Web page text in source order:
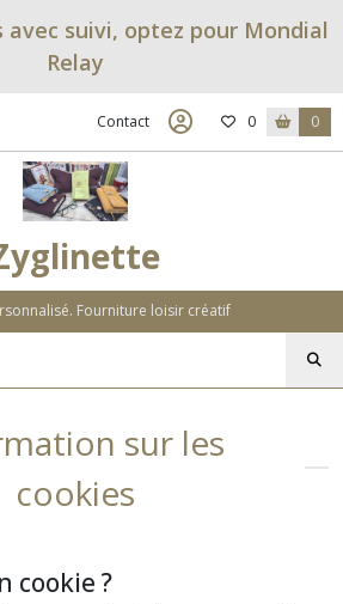
avec suivi, optez pour Mondial
Relay
Contact 0 0
Fourniture loisir créatif
sur les
cookies
cookie ?